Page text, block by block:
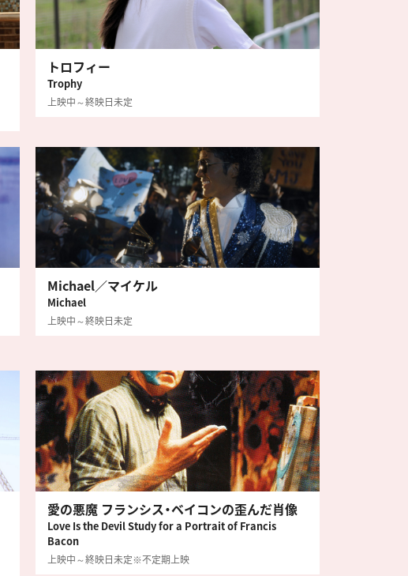
トロフィー
Trophy
上映中～終映日未定
Michael／マイケル
Michael
上映中～終映日未定
愛の悪魔 フランシス・ベイコンの歪んだ肖像
Love Is the Devil Study for a Portrait of Francis
Bacon
上映中～終映日未定※不定期上映